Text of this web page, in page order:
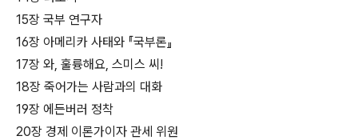
15장 국부 연구자
16장 아메리카 사태와 『국부론』
17장 와, 훌륭해요, 스미스 씨!
18장 죽어가는 사람과의 대화
19장 에든버러 정착
20장 경제 이론가이자 관세 위원